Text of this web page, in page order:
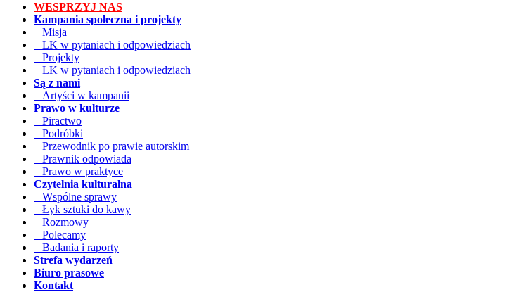
WESPRZYJ NAS
Kampania społeczna i projekty
Misja
LK w pytaniach i odpowiedziach
Projekty
LK w pytaniach i odpowiedziach
Są z nami
Artyści w kampanii
Prawo w kulturze
Piractwo
Podróbki
Przewodnik po prawie autorskim
Prawnik odpowiada
Prawo w praktyce
Czytelnia kulturalna
Wspólne sprawy
Łyk sztuki do kawy
Rozmowy
Polecamy
Badania i raporty
Strefa wydarzeń
Biuro prasowe
Kontakt